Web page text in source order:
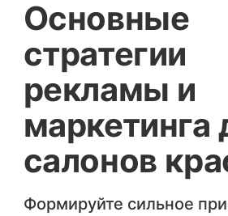
Основные
стратегии
рекламы и
маркетинга
салонов
Формируйте сильное